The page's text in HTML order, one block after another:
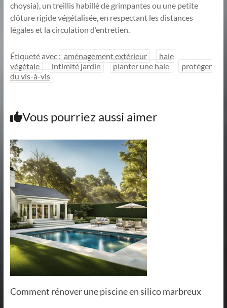
choysia), un treillis habillé de grimpantes ou une petite
clôture rigide végétalisée, en respectant les distances
légales et la circulation d’entretien.
Étiqueté avec : aménagement extérieur
haie
végétale
intimité jardin planter une haie
protéger
du vis-à-vis
Vous pourriez aussi aimer
Comment rénover une piscine en silico marbreux